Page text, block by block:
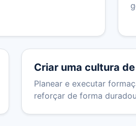
Criar uma cultura
Planear e executar
reforçar de forma